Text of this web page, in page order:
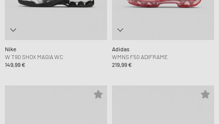
Nike
W T90 SHOX MAGIA WC
149,99 €
Adidas
WMNS F50 ADIFRAME
219,99 €